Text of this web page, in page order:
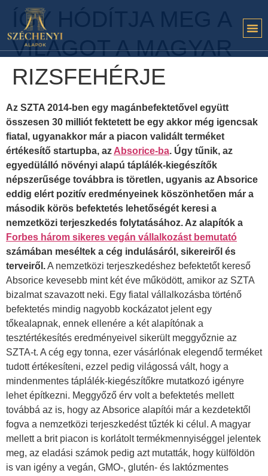
ÍGY HÓDÍTJA MEG A
VILÁGOT A MAGYAR
RIZSFEHÉRJE
Az SZTA 2014-ben egy magánbefektetővel együtt
összesen 30 milliót fektetett be egy akkor még igencsak
fiatal, ugyanakkor már a piacon validált terméket
értékesítő startupba, az Absorice-ba. Úgy tűnik, az
egyedülálló növényi alapú táplálék-kiegészítők
népszerűsége továbbra is töretlen, ugyanis az Absorice
eddig elért pozitív eredményeinek köszönhetően már a
második körös befektetés lehetőségét keresi a
nemzetközi terjeszkedés folytatásához. Az alapítók a
Forbes három sikeres vegán vállalkozást bemutató
számában meséltek a cég indulásáról, sikereiről és
terveiről.A nemzetközi terjeszkedéshez befektetőt kereső
Absorice kevesebb mint két éve működött, amikor az SZTA
bizalmat szavazott neki. Egy fiatal vállalkozásba történő
befektetés mindig nagyobb kockázatot jelent egy
tőkealapnak, ennek ellenére a két alapítónak a
tesztértékesítés eredményeivel sikerült meggyőznie az
SZTA-t. A cég egy tonna, ezer vásárlónak elegendő terméket
tudott értékesíteni, ezzel pedig világossá vált, hogy a
mindenmentes táplálék-kiegészítőkre mutatkozó igényre
lehet építkezni. Meggyőző érv volt a befektetés mellett
továbbá az is, hogy az Absorice alapítói már a kezdetektől
fogva a nemzetközi terjeszkedést tűzték ki célul. A magyar
mellett a brit piacon is korlátolt termékmennyiséggel jelentek
meg, az eladási számok pedig azt mutatták, hogy külföldön
is van igény a vegán, GMO-, glutén- és laktózmentes